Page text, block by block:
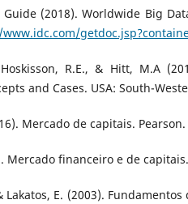
(2018). Worldwide Big
R.E., & Hitt, M.A
and Cases. USA: South-
Mercado de capitais. Pearson.
Mercado financeiro e de
Lakatos, E. (2003).